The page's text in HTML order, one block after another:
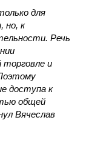
для
но, к
Речь
торговле и
доступа к
общей
Вячеслав